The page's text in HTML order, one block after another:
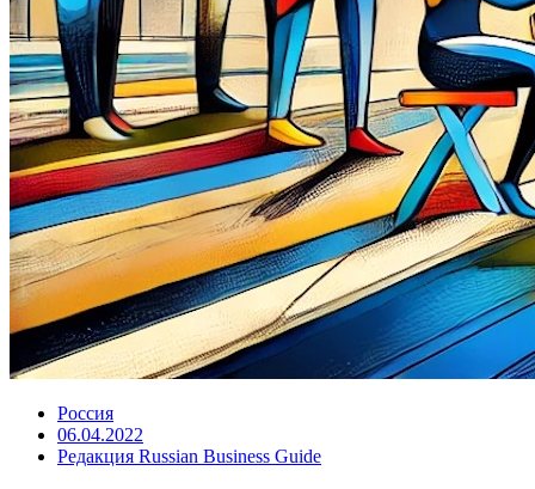
Россия
06.04.2022
Редакция Russian Business Guide